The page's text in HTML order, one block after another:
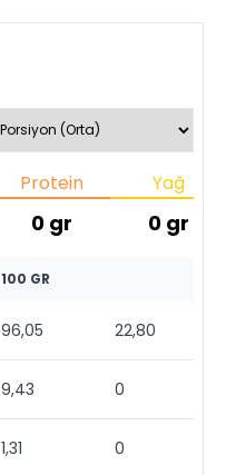
Protein
0 gr
Yağ
0 gr
100 GR
96,05 22,80
9,43 0
1,31 0